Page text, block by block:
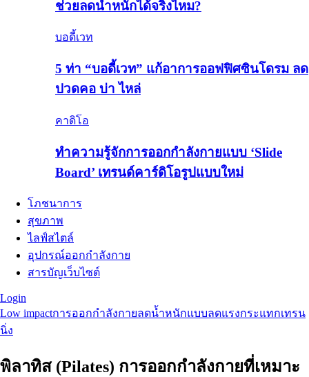
ช่วยลดน้ำหนักได้จริงไหม?
บอดี้เวท
5 ท่า “บอดี้เวท” แก้อาการออฟฟิศซินโดรม ลด
ปวดคอ บ่า ไหล่
คาดิโอ
ทำความรู้จักการออกกำลังกายแบบ ‘Slide
Board’ เทรนด์คาร์ดิโอรูปแบบใหม่
โภชนาการ
สุขภาพ
ไลฟ์สไตล์
อุปกรณ์ออกกำลังกาย
สารบัญเว็บไซต์
Login
Low impactการออกกำลังกายลดน้ำหนักแบบลดแรงกระแทกเทรน
นิ่ง
พิลาทิส (Pilates) การออกกำลังกายที่เหมาะ